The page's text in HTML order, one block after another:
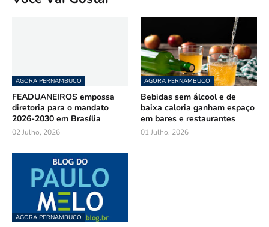
AGORA PERNAMBUCO
FEADUANEIROS empossa
diretoria para o mandato
2026-2030 em Brasília
02 Julho, 2026
AGORA PERNAMBUCO
Bebidas sem álcool e de
baixa caloria ganham espaço
em bares e restaurantes
01 Julho, 2026
AGORA PERNAMBUCO